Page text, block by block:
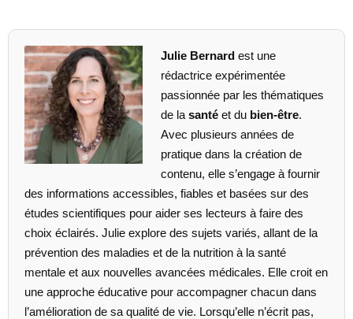
Julie Bernardest une
rédactrice expérimentée
passionnée par les thématiques
de la santéet du bien-être.
Avec plusieurs années de
pratique dans la création de
contenu, elle s’engage à fournir
des informations accessibles, fiables et basées sur des
études scientifiques pour aider ses lecteurs à faire des
choix éclairés. Julie explore des sujets variés, allant de la
prévention des maladies et de la nutrition à la santé
mentale et aux nouvelles avancées médicales. Elle croit en
une approche éducative pour accompagner chacun dans
l’amélioration de sa qualité de vie. Lorsqu’elle n’écrit pas,